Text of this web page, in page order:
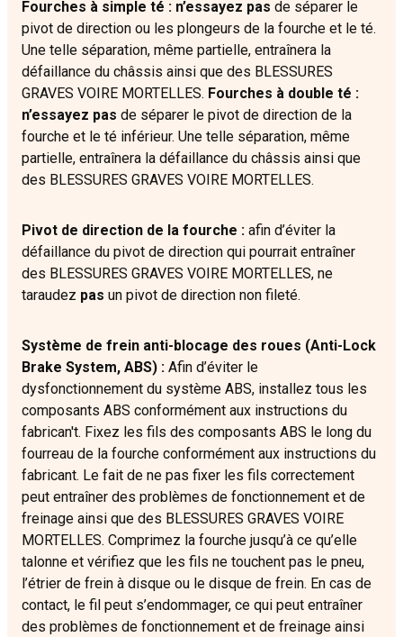
Fourches à simple té : n’essayez pas de séparer le
pivot de direction ou les plongeurs de la fourche et le té.
Une telle séparation, même partielle, entraînera la
défaillance du châssis ainsi que des BLESSURES
GRAVES VOIRE MORTELLES. Fourches à double té :
n’essayez pas de séparer le pivot de direction de la
fourche et le té inférieur. Une telle séparation, même
partielle, entraînera la défaillance du châssis ainsi que
des BLESSURES GRAVES VOIRE MORTELLES.
Pivot de direction de la fourche : afin d’éviter la
défaillance du pivot de direction qui pourrait entraîner
des BLESSURES GRAVES VOIRE MORTELLES, ne
taraudez pas un pivot de direction non fileté.
Système de frein anti-blocage des roues (Anti-Lock
Brake System, ABS) : Afin d’éviter le
dysfonctionnement du système ABS, installez tous les
composants ABS conformément aux instructions du
fabrican't. Fixez les fils des composants ABS le long du
fourreau de la fourche conformément aux instructions du
fabricant. Le fait de ne pas fixer les fils correctement
peut entraîner des problèmes de fonctionnement et de
freinage ainsi que des BLESSURES GRAVES VOIRE
MORTELLES. Comprimez la fourche jusqu’à ce qu’elle
talonne et vérifiez que les fils ne touchent pas le pneu,
l’étrier de frein à disque ou le disque de frein. En cas de
contact, le fil peut s’endommager, ce qui peut entraîner
des problèmes de fonctionnement et de freinage ainsi